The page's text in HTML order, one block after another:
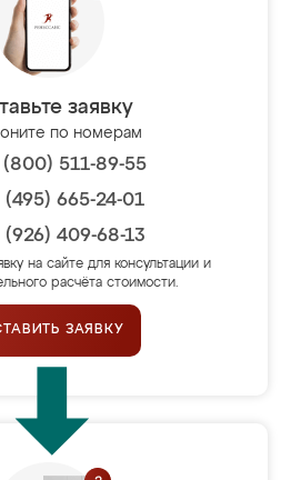
заявку
по номерам
511-89-55
(495) 665-24-01
(926) 409-68-13
на сайте для консультации и
расчёта стоимости.
ЗАЯВКУ